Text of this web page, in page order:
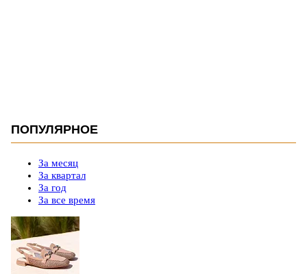
ПОПУЛЯРНОЕ
За месяц
За квартал
За год
За все время